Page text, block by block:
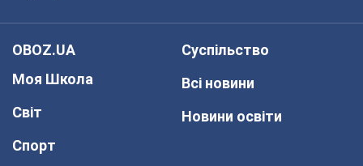
OBOZ.UA
Моя Школа
Світ
Спорт
Суспільство
Всі новини
Новини освіти